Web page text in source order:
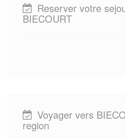
Reserver votre
BIECOURT
Voyager vers
region